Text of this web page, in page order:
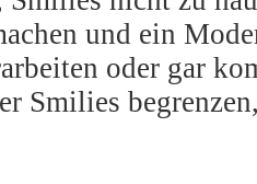
und ein
oder gar
Smilies